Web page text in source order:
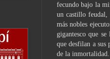
fecundo bajo la
un castillo feudal,
más nobles
gigantesco que
que desfilan a sus
de la